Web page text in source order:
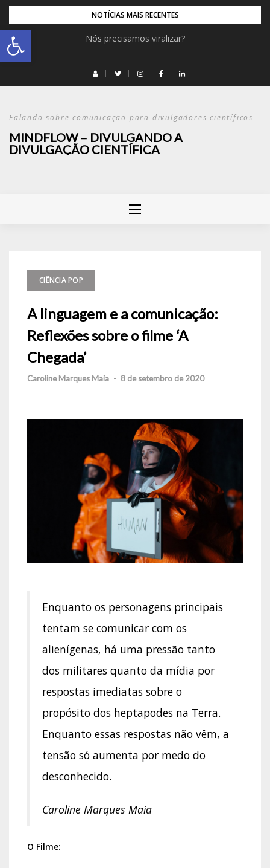
Abrir a barra de ferramentas
NOTÍCIAS MAIS RECENTES
Nós precisamos viralizar?
Falando sobre comunicação para divulgadores científicos
MINDFLOW – DIVULGANDO A
DIVULGAÇÃO CIENTÍFICA
CIÊNCIA POP
A linguagem e a comunicação:
Reflexões sobre o filme ‘A
Chegada’
Caroline Marques Maia - 8 de setembro de 2020
Enquanto os personagens principais
tentam se comunicar com os
alienígenas, há uma pressão tanto
dos militares quanto da mídia por
respostas imediatas sobre o
propósito dos heptapodes na Terra.
Enquanto essas respostas não vêm, a
tensão só aumenta por medo do
desconhecido.
Caroline Marques Maia
O Filme: